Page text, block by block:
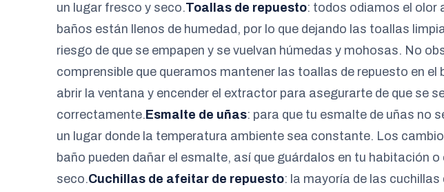
un lugar fresco y seco.Toallas de repuesto: todos odiamos el olor
baños están llenos de humedad, por lo que dejando las toallas
riesgo de que se empapen y se vuelvan húmedas y mohosas. No
comprensible que queramos mantener las toallas de repuesto en el
abrir la ventana y encender el extractor para asegurarte de que se
correctamente. Esmalte de uñas: para que tu esmalte de uñas no
un lugar donde la temperatura ambiente sea constante. Los
baño pueden dañar el esmalte, así que guárdalos en tu habitación o
seco.Cuchillas de afeitar de repuesto: la mayoría de las